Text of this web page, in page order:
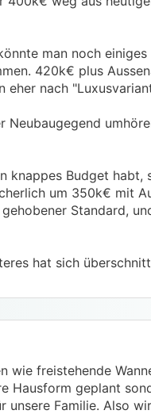
man noch
420k€ plus
nach
knappes Budget
um 350k€ mit
Standard,
hat sich
wie freistehende
Hausform geplant
Familie. Also